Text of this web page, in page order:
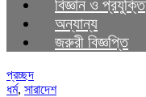
বিজ্ঞান ও প্রযুক্তি
অন্যান্য
জরুরী বিজ্ঞপ্তি
প্রচ্ছদ
ধর্ম, সারাদেশ